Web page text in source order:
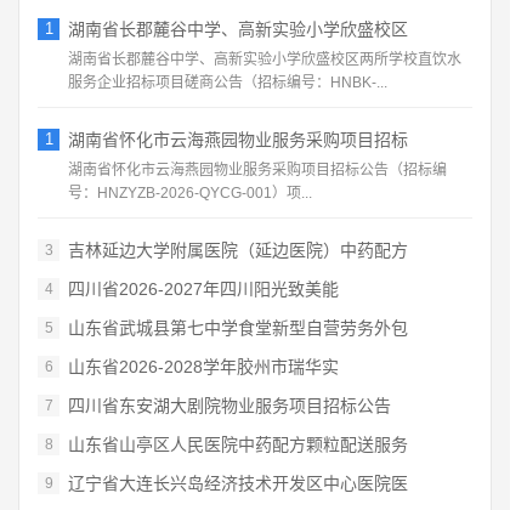
1 湖南省长郡麓谷中学、高新实验小学欣盛校区
湖南省长郡麓谷中学、高新实验小学欣盛校区两所学校直饮水
服务企业招标项目磋商公告（招标编号：HNBK‑...
1 湖南省怀化市云海燕园物业服务采购项目招标
湖南省怀化市云海燕园物业服务采购项目招标公告（招标编
号：HNZYZB‑2026‑QYCG‑001）项...
3 吉林延边大学附属医院（延边医院）中药配方
4 四川省2026‑2027年四川阳光致美能
5 山东省武城县第七中学食堂新型自营劳务外包
6 山东省2026‑2028学年胶州市瑞华实
7 四川省东安湖大剧院物业服务项目招标公告
8 山东省山亭区人民医院中药配方颗粒配送服务
9 辽宁省大连长兴岛经济技术开发区中心医院医